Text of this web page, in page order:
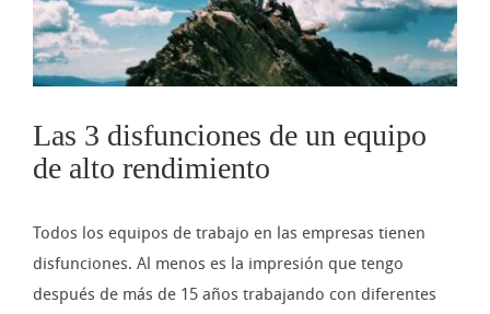
Las 3 disfunciones de un equipo
de alto rendimiento
Todos los equipos de trabajo en las empresas tienen
disfunciones. Al menos es la impresión que tengo
después de más de 15 años trabajando con diferentes